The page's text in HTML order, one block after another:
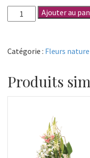
quantité
de
à
tiges
Ajouter au
Catégorie : Fleurs
Produits